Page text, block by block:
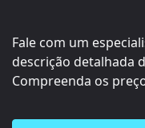
Fale com um
descrição detalhada
Compreenda os